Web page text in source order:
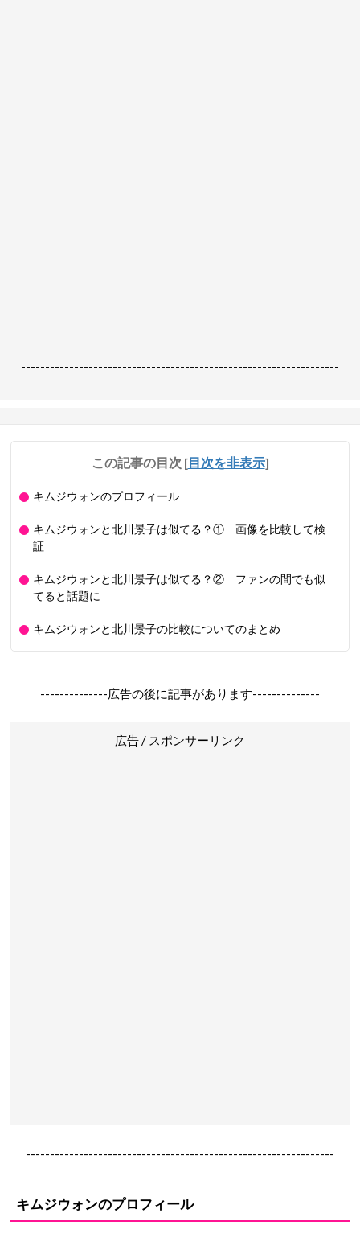
------------------------------------------------------------------
この記事の目次 [目次を非表示]
キムジウォンのプロフィール
キムジウォンと北川景子は似てる？① 画像を比較して検
証
キムジウォンと北川景子は似てる？② ファンの間でも似
てると話題に
キムジウォンと北川景子の比較についてのまとめ
--------------広告の後に記事があります--------------
広告 / スポンサーリンク
----------------------------------------------------------------
キムジウォンのプロフィール